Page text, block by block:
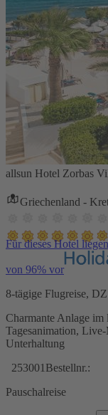
allsun Hotel Zorbas
Griechenland -
Für dieses Hotel
von 96% vor
8-tägige Flugreise,
Charmante Anlage im
Tagesanimation,
Unterhaltung
253001 Bestellnr.:
Pauschalreise